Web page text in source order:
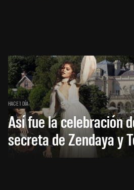
HACE 1 DÍA
Así fue la celebración
secreta de Zendaya y